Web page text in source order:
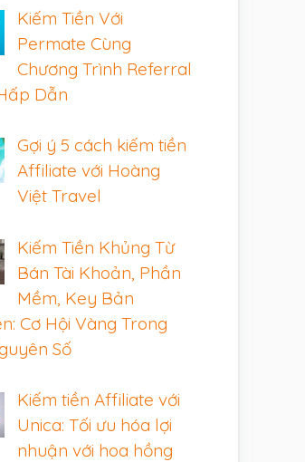
Kiếm Tiền Với
Permate Cùng
Chương Trình Referral
Dẫn
Gợi ý 5 cách kiếm tiền
Affiliate với Hoàng
Việt Travel
Kiếm Tiền Khủng Từ
Bán Tài Khoản, Phần
Mềm, Key Bản
Cơ Hội Vàng Trong
Số
Kiếm tiền Affiliate với
Unica: Tối ưu hóa lợi
nhuận với hoa hồng